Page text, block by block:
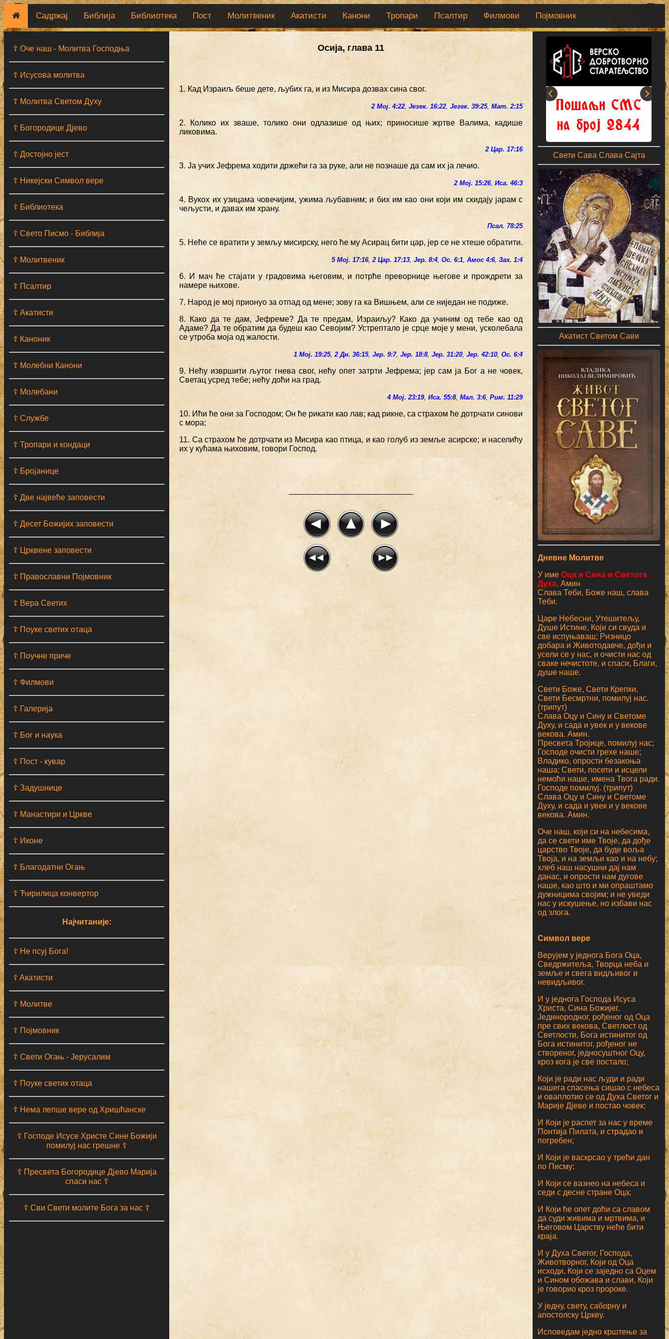
Садржај Библија Библиотека Пост Молитвеник Акатисти Канони Тропари Псалтир Филмови Појмовник
☦ Оче наш - Moлитва Господња
☦ Исусова молитва
☦ Молитва Светом Духу
☦ Богородице Дјево
☦ Достојно јест
☦ Никејски Символ вере
☦ Библиотека
☦ Свето Писмо - Библија
☦ Молитвеник
☦ Псалтир
☦ Акатисти
☦ Каноник
☦ Молебни Канони
☦ Молебани
☦ Службе
☦ Тропари и кондаци
☦ Бројанице
☦ Две највеће заповести
☦ Десет Божијих заповести
☦ Црквене заповести
☦ Православни Појмовник
☦ Вера Светих
☦ Поуке светих отаца
☦ Поучне приче
☦ Филмови
☦ Галерија
☦ Бог и наука
☦ Пост - кувар
☦ Задушнице
☦ Манастири и Цркве
☦ Иконе
☦ Благодатни Огањ
☦ Ћирилица конвертор
Најчитаније:
☦ Не псуј Бога!
☦ Aкатисти
☦ Молитве
☦ Појмовник
☦ Свети Огањ - Јерусалим
☦ Поуке светих отаца
☦ Нема лепше вере од Хришћанске
☦ Господе Исусе Христе Сине Божији
помилуј нас грешне ☦
☦ Пресвета Богородице Дјево Марија
спаси нас ☦
☦ Сви Свети молите Бога за нас ☦
Осија, глава 11
1. Кад Израиљ беше дете, љубих га, и из Мисира дозвах сина свог.
2 Мој. 4:22,Језек. 16:22,Језек. 39:25,Мат. 2:15
2. Колико их зваше, толико они одлазише од њих; приносише жртве Валима, кадише
ликовима.
2 Цар. 17:16
3. Ја учих Јефрема ходити држећи га за руке, али не познаше да сам их ја лечио.
2 Мој. 15:26,Иса. 46:3
4. Вукох их узицама човечијим, ужима љубавним; и бих им као они који им скидају јарам с
чељусти, и давах им храну.
Псал. 78:25
5. Неће се вратити у земљу мисирску, него ће му Асирац бити цар, јер се не хтеше обратити.
5 Мој. 17:16,2 Цар. 17:13,Јер. 8:4,Ос. 6:1,Амос 4:6,Зах. 1:4
6. И мач ће стајати у градовима његовим, и потрће преворнице његове и прождрети за
намере њихове.
7. Народ је мој прионуо за отпад од мене; зову га ка Вишњем, али се ниједан не подиже.
8. Како да те дам, Јефреме? Да те предам, Израиљу? Како да учиним од тебе као од
Адаме? Да те обратим да будеш као Севојим? Устрептало је срце моје у мени, усколебала
се утроба моја од жалости.
1 Мој. 19:25,2 Дн. 36:15,Јер. 9:7,Јер. 18:8,Јер. 31:20,Јер. 42:10,Ос. 6:4
9. Нећу извршити љутог гнева свог, нећу опет затрти Јефрема; јер сам ја Бог а не човек,
Светац усред тебе; нећу доћи на град.
4 Мој. 23:19,Иса. 55:8,Мал. 3:6,Рим. 11:29
10. Ићи ће они за Господом; Он ће рикати као лав; кад рикне, са страхом ће дотрчати синови
с мора;
11. Са страхом ће дотрчати из Мисира као птица, и као голуб из земље асирске; и населићу
их у кућама њиховим, говори Господ.
Свети Сава Слава Сајта
Акатист Светом Сави
Дневне Молитве
У имеОца и Сина и Светога
Духа. Амин
Слава Теби, Боже наш, слава
Теби.
Царе Небесни, Утешитељу,
Душе Истине, Који си свуда и
све испуњаваш; Ризницо
добара и Животодавче, дођи и
усели се у нас, и очисти нас од
сваке нечистоте, и спаси, Благи,
душе наше.
Свети Боже, Свети Крепки,
Свети Бесмртни, помилуј нас.
(трипут)
Слава Оцу и Сину и Светоме
Духу, и сада и увек и у векове
векова. Амин.
Пресвета Тројице, помилуј нас;
Господе очисти грехе наше;
Владико, опрости безакоња
наша; Свети, посети и исцели
немоћи наше, имена Твога ради.
Господе помилуј. (трипут)
Слава Оцу и Сину и Светоме
Духу, и сада и увек и у векове
векова. Амин.
Оче наш, који си на небесима,
да се свети име Твоје, да дође
царство Твоје, да буде воља
Твоја, и на земљи као и на небу;
хлеб наш насушни дај нам
данас, и опрости нам дугове
наше, као што и ми опраштамо
дужницима својим; и не уведи
нас у искушење, но избави нас
од злога.
Символ вере
Верујем у једнога Бога Оца,
Сведржитеља, Творца неба и
земље и свега видљивог и
невидљивог.
И у једнога Господа Исуса
Христа, Сина Божијег,
Јединородног, рођеног од Оца
пре свих векова, Светлост од
Светлости, Бога истинитог од
Бога истинитог, рођеног не
створеног, једносуштног Оцу,
кроз кога је све постало;
Који је ради нас људи и ради
нашега спасења сишао с небеса
и оваплотио се од Духа Светог и
Марије Дјеве и постао човек;
И Који је распет за нас у време
Понтија Пилата, и страдао и
погребен;
И Који је васкрсао у трећи дан
по Писму;
И Који се вазнео на небеса и
седи с десне стране Оца;
И Који ће опет доћи са славом
да суди живима и мртвима, и
Његовом Царству неће бити
краја.
И у Духа Светог, Господа,
Животворног, Који од Оца
исходи, Који се заједно са Оцем
и Сином обожава и слави, Који
је говорио кроз пророке.
У једну, свету, саборну и
апостолску Цркву.
Исповедам једно крштење за